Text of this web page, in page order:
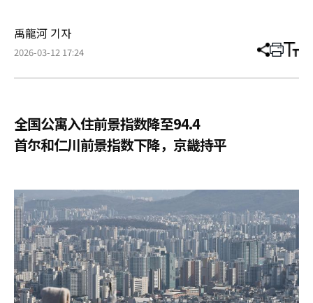
禹龍河 기자
2026-03-12 17:24 分
章
打 调
小
全国公寓入住前景指数降至94.4
首尔和仁川前景指数下降，京畿持平